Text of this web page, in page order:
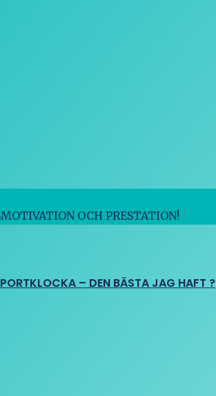
OCH PRESTATION!
– DEN BÄSTA JAG HAFT ?